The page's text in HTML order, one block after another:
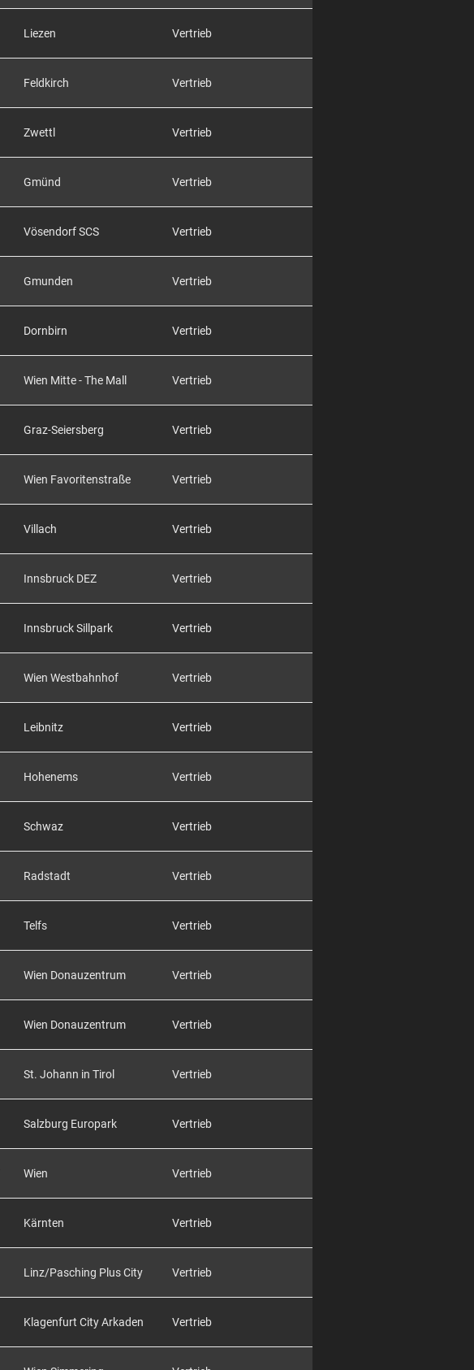
Liezen Vertrieb
Feldkirch Vertrieb
Zwettl Vertrieb
Gmünd Vertrieb
Vösendorf SCS Vertrieb
Gmunden Vertrieb
Dornbirn Vertrieb
Wien Mitte - The Mall Vertrieb
Graz-Seiersberg Vertrieb
Wien Favoritenstraße Vertrieb
Villach Vertrieb
Innsbruck DEZ Vertrieb
Innsbruck Sillpark Vertrieb
Wien Westbahnhof Vertrieb
Leibnitz Vertrieb
Hohenems Vertrieb
Schwaz Vertrieb
Radstadt Vertrieb
Telfs Vertrieb
Wien Donauzentrum Vertrieb
Wien Donauzentrum Vertrieb
St. Johann in Tirol Vertrieb
Salzburg Europark Vertrieb
Wien Vertrieb
Kärnten Vertrieb
Linz/Pasching Plus City Vertrieb
Klagenfurt City Arkaden Vertrieb